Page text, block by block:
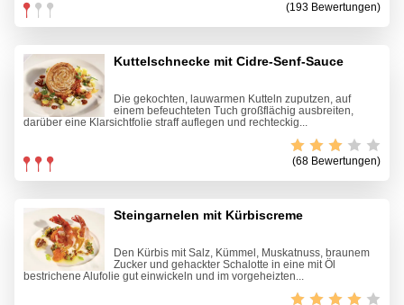
(193 Bewertungen)
Kuttelschnecke mit Cidre-Senf-Sauce
Die gekochten, lauwarmen Kutteln zuputzen, auf
einem befeuchteten Tuch großflächig ausbreiten,
darüber eine Klarsichtfolie straff auflegen und rechteckig...
(68 Bewertungen)
Steingarnelen mit Kürbiscreme
Den Kürbis mit Salz, Kümmel, Muskatnuss, braunem
Zucker und gehackter Schalotte in eine mit Öl
bestrichene Alufolie gut einwickeln und im vorgeheizten...